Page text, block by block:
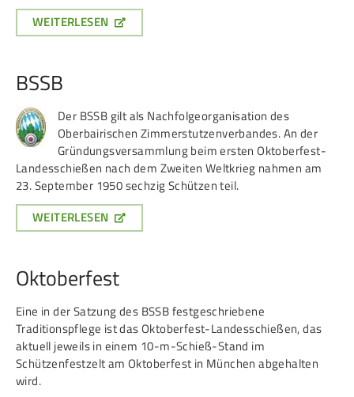
WEITERLESEN
BSSB
Der BSSB gilt als Nachfolgeorganisation des
Oberbairischen Zimmerstutzenverbandes. An der
Gründungsversammlung beim ersten Oktoberfest-
Landesschießen nach dem Zweiten Weltkrieg nahmen am
23. September 1950 sechzig Schützen teil.
WEITERLESEN
Oktoberfest
Eine in der Satzung des BSSB festgeschriebene
Traditionspflege ist das Oktoberfest-Landesschießen, das
aktuell jeweils in einem 10-m-Schieß-Stand im
Schützenfestzelt am Oktoberfest in München abgehalten
wird.